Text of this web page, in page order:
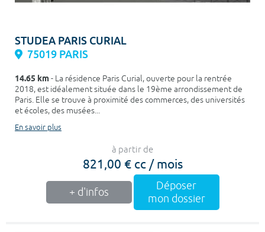
STUDEA PARIS CURIAL
75019 PARIS
14.65 km- La résidence Paris Curial, ouverte pour la rentrée
2018, est idéalement située dans le 19ème arrondissement de
Paris. Elle se trouve à proximité des commerces, des universités
et écoles, des musées...
En savoir plus
à partir de
821,00 € cc / mois
+ d'infos
Déposer
mon dossier